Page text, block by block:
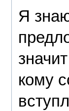
Я
кому